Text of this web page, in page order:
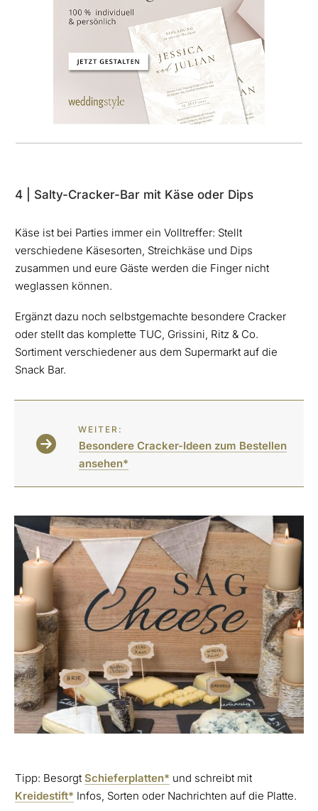
4 | Salty-Cracker-Bar mit Käse oder Dips
Käse ist bei Parties immer ein Volltreffer: Stellt
verschiedene Käsesorten, Streichkäse und Dips
zusammen und eure Gäste werden die Finger nicht
weglassen können.
Ergänzt dazu noch selbstgemachte besondere Cracker
oder stellt das komplette TUC, Grissini, Ritz & Co.
Sortiment verschiedener aus dem Supermarkt auf die
Snack Bar.
WEITER:
Besondere Cracker-Ideen zum Bestellen
ansehen*
Tipp: Besorgt Schieferplatten* und schreibt mit
Kreidestift* Infos, Sorten oder Nachrichten auf die Platte.